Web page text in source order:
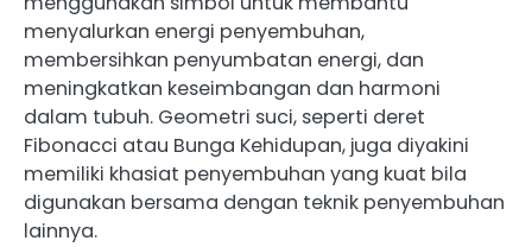
menyalurkan energi penyembuhan,
membersihkan penyumbatan energi, dan
meningkatkan keseimbangan dan harmoni
dalam tubuh. Geometri suci, seperti deret
Fibonacci atau Bunga Kehidupan, juga diyakini
memiliki khasiat penyembuhan yang kuat bila
digunakan bersama dengan teknik penyembuhan
lainnya.